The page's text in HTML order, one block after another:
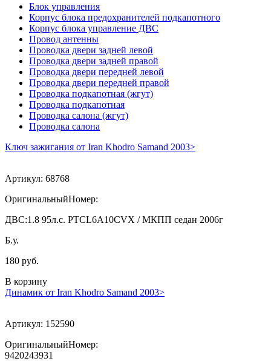
Блок управления
Корпус блока предохранителей подкапотного
Корпус блока управление ДВС
Провод антенны
Проводка двери задней левой
Проводка двери задней правой
Проводка двери передней левой
Проводка двери передней правой
Проводка подкапотная (жгут)
Проводка подкапотная
Проводка салона (жгут)
Проводка салона
Ключ зажигания от Iran Khodro Samand 2003>
Артикул: 68768
ОригинальныйНомер:
ДВС:1.8 95л.с. PTCL6A10CVX / МКПП седан 2006г
Б.у.
180 руб.
В корзину
Динамик от Iran Khodro Samand 2003>
Артикул: 152590
ОригинальныйНомер:
9420243931